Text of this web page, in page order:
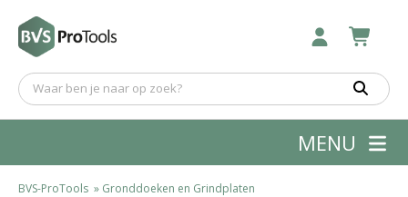
MENU
BVS-ProTools » Gronddoeken en Grindplaten